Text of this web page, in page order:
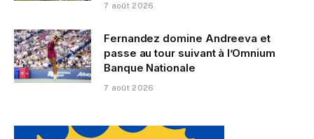
7 août 2026
Fernandez domine Andreeva et
passe au tour suivant à l’Omnium
Banque Nationale
7 août 2026